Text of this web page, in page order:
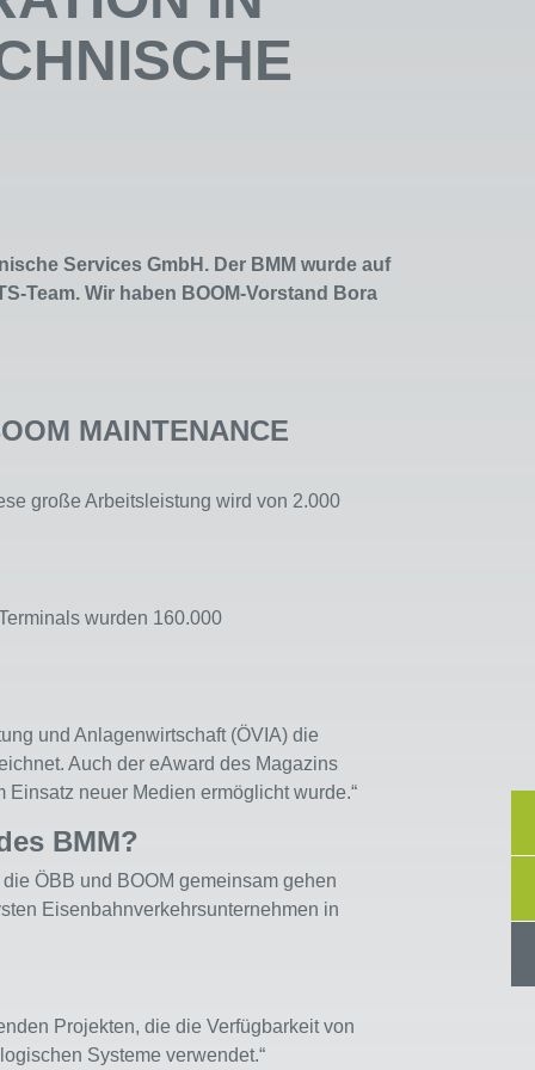
Services GmbH. Der BMM wurde auf
Team. Wir haben BOOM-Vorstand Bora
MAINTENANCE
große Arbeitsleistung wird von 2.000
wurden 160.000
und Anlagenwirtschaft (ÖVIA) die
Auch der eAward des Magazins
neuer Medien ermöglicht wurde.“
BMM?
ÖBB und BOOM gemeinsam gehen
Eisenbahnverkehrsunternehmen in
Projekten, die die Verfügbarkeit von
Systeme verwendet.“